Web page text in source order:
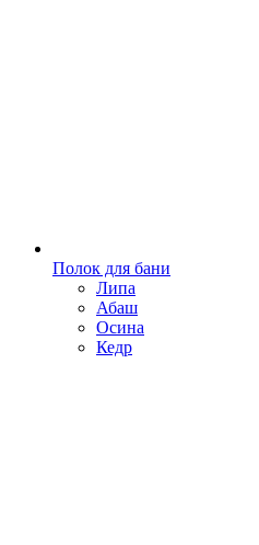
Полок для бани
Липа
Абаш
Осина
Кедр